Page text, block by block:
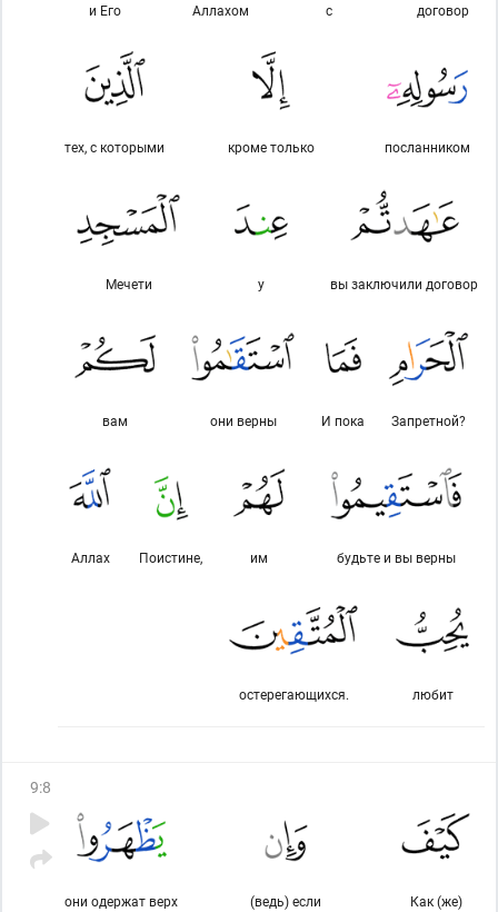
договор
с
Аллахом
и Его
посланником
кроме только
тех, с которыми
вы заключили договор
у
Мечети
Запретной?
И пока
они верны
вам
будьте и вы верны
им
Поистине,
Аллах
любит
остерегающихся.
9:8
Как (же)
(ведь) если
они одержат верх